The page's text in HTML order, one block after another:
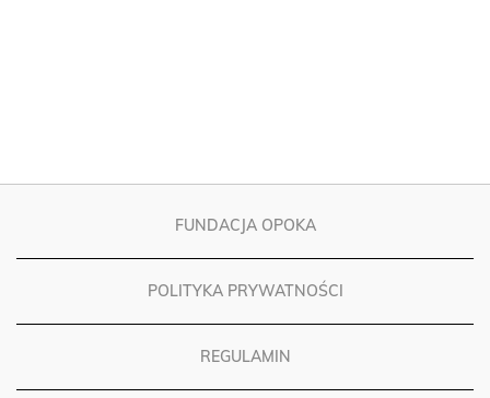
FUNDACJA OPOKA
POLITYKA PRYWATNOŚCI
REGULAMIN